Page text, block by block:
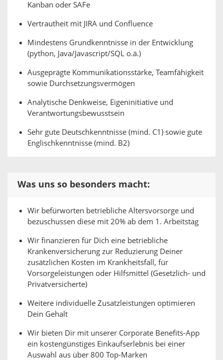
Kanban oder SAFe
Vertrautheit mit JIRA und Confluence
Mindestens Grundkenntnisse in der Entwicklung
(python, Java/Javascript/SQL o.ä.)
Ausgeprägte Kommunikationsstärke, Teamfähigkeit
sowie Durchsetzungsvermögen
Analytische Denkweise, Eigeninitiative und
Verantwortungsbewusstsein
Sehr gute Deutschkenntnisse (mind. C1) sowie gute
Englischkenntnisse (mind. B2)
Was uns so besonders macht:
Wir befürworten betriebliche Altersvorsorge und
bezuschussen diese mit 20% ab dem 1. Arbeitstag
Wir finanzieren für Dich eine betriebliche
Krankenversicherung zur Reduzierung Deiner
zusätzlichen Kosten im Krankheitsfall, für
Vorsorgeleistungen oder Hilfsmittel (Gesetzlich- und
Privatversicherte)
Weitere individuelle Zusatzleistungen optimieren
Dein Gehalt
Wir bieten Dir mit unserer Corporate Benefits-App
ein kostengünstiges Einkaufserlebnis bei einer
Auswahl aus über 800 Top-Marken